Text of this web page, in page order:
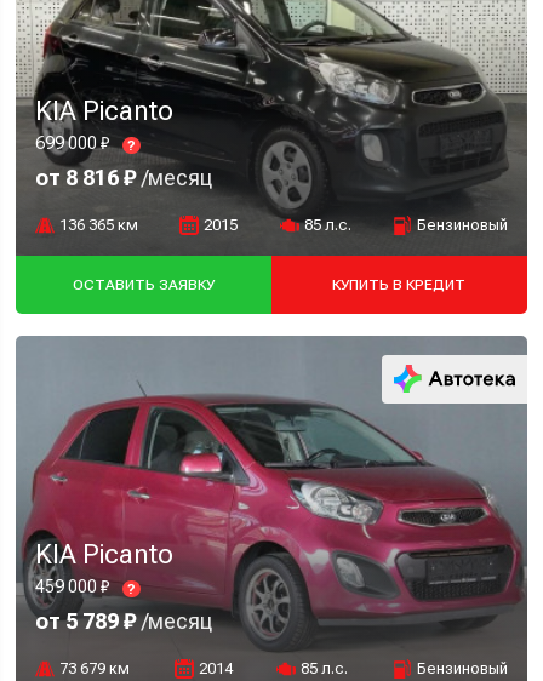
KIA Picanto
699 000 ₽ ?
от 8 816 ₽/месяц
136 365 км 2015 85 л.с. Бензиновый
ОСТАВИТЬ ЗАЯВКУ КУПИТЬ В КРЕДИТ
KIA Picanto
459 000 ₽ ?
от 5 789 ₽/месяц
73 679 км 2014 85 л.с. Бензиновый